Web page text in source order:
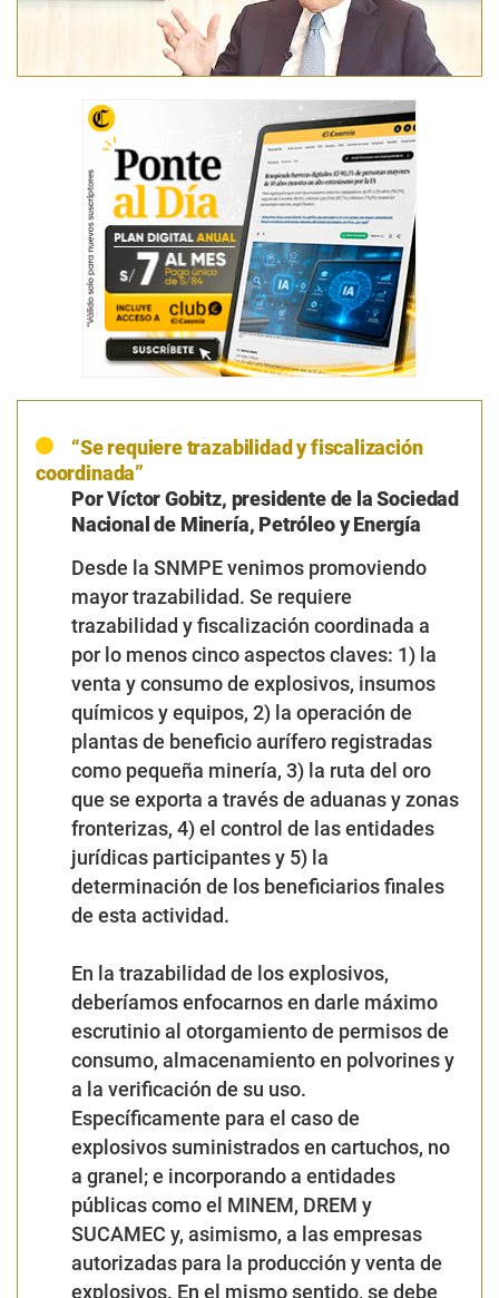
“Se requiere trazabilidad y fiscalización
coordinada”
Por Víctor Gobitz, presidente de la Sociedad
Nacional de Minería, Petróleo y Energía
Desde la SNMPE venimos promoviendo
mayor trazabilidad. Se requiere
trazabilidad y fiscalización coordinada a
por lo menos cinco aspectos claves: 1) la
venta y consumo de explosivos, insumos
químicos y equipos, 2) la operación de
plantas de beneficio aurífero registradas
como pequeña minería, 3) la ruta del oro
que se exporta a través de aduanas y zonas
fronterizas, 4) el control de las entidades
jurídicas participantes y 5) la
determinación de los beneficiarios finales
de esta actividad.
En la trazabilidad de los explosivos,
deberíamos enfocarnos en darle máximo
escrutinio al otorgamiento de permisos de
consumo, almacenamiento en polvorines y
a la verificación de su uso.
Específicamente para el caso de
explosivos suministrados en cartuchos, no
a granel; e incorporando a entidades
públicas como el MINEM, DREM y
SUCAMEC y, asimismo, a las empresas
autorizadas para la producción y venta de
explosivos. En el mismo sentido, se debe